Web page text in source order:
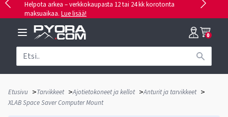
Helpota arkea – verkkokaupasta 12 tai 24 kk korotonta
maksuaikaa. Lue lisää!
0
Etusivu >Tarvikkeet >Ajotietokoneet ja kellot >Anturit ja tarvikkeet >
XLAB Space Saver Computer Mount